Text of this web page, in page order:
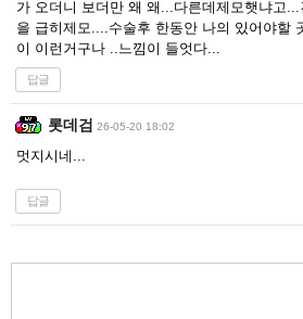
가 오더니 보더만 왜 왜...다른데제모햇냐고
을 급히제모....수술후 한동안 나의 있어야할
이 이런거구나 ..느낌이 들엇다...
답글
롯데검 26-05-20 18:02
멋지시네...
답글